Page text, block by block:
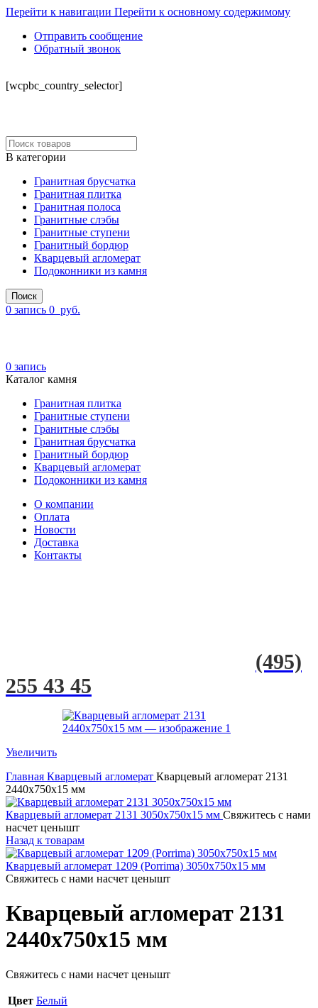
Перейти к навигации Перейти к основному содержимому
Отправить сообщение
Обратный звонок
[wcpbc_country_selector]
В категории
Гранитная брусчатка
Гранитная плитка
Гранитная полоса
Гранитные слэбы
Гранитные ступени
Гранитный бордюр
Кварцевый агломерат
Подоконники из камня
Поиск
0 запись 0 руб.
0 запись
Каталог камня
Гранитная плитка
Гранитные ступени
Гранитные слэбы
Гранитная брусчатка
Гранитный бордюр
Кварцевый агломерат
Подоконники из камня
О компании
Оплата
Новости
Доставка
Контакты
(495)
255 43 45
Увеличить
Главная Кварцевый агломерат Кварцевый агломерат 2131
2440х750х15 мм
Кварцевый агломерат 2131 3050х750х15 мм Свяжитесь с нами
насчет ценышт
Назад к товарам
Кварцевый агломерат 1209 (Porrima) 3050х750х15 мм
Свяжитесь с нами насчет ценышт
Кварцевый агломерат 2131
2440х750х15 мм
Свяжитесь с нами насчет ценышт
Цвет Белый